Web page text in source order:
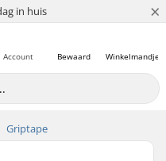
in huis ×
Winkelmandje
Bewaard
Account
Griptape